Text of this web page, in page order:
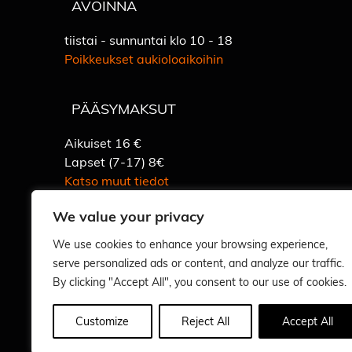
We value your privacy
We use cookies to enhance your browsing experience,
serve personalized ads or content, and analyze our traffic.
By clicking "Accept All", you consent to our use of cookies.
Customize Reject All Accept All
AVOINNA
tiistai - sunnuntai klo 10 - 18
Poikkeukset aukioloaikoihin
PÄÄSYMAKSUT
Aikuiset 16 €
Lapset (7-17) 8€
Katso muut tiedot
Vastuullisuus